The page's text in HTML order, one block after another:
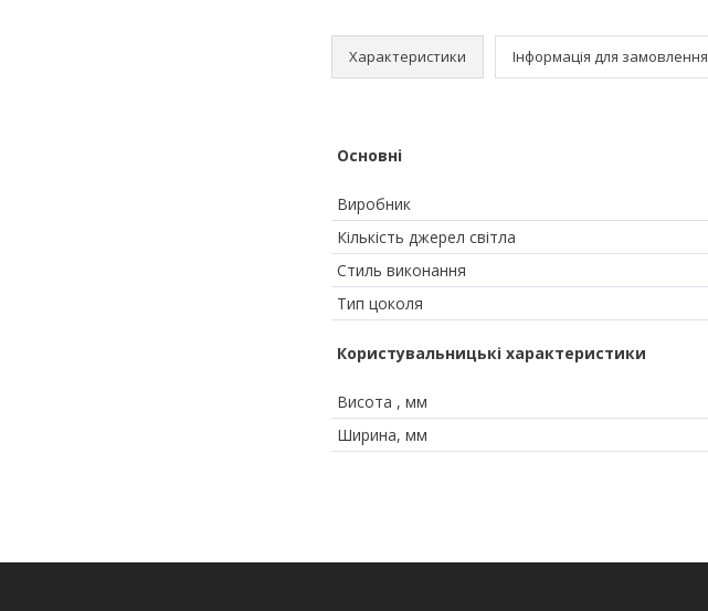
Характеристики Інформація для замовлення
Основні
Виробник
Кількість джерел світла
Стиль виконання
Тип цоколя
Користувальницькі характеристики
Висота , мм
Ширина, мм